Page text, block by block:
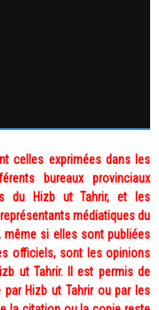
celles exprimées dans les
bureaux provinciaux
du Hizb ut Tahrir, et les
médiatiques du
même si elles sont publiées
officiels, sont les opinions
ut Tahrir. Il est permis de
Hizb ut Tahrir ou par les